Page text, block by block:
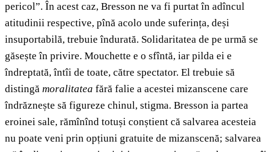
pericol”. În acest caz, Bresson ne va fi purtat în adîncul
atitudinii respective, pînă acolo unde suferința, deși
insuportabilă, trebuie îndurată. Solidaritatea de pe urmă se
găsește în privire. Mouchette e o sfîntă, iar pilda ei e
îndreptată, întîi de toate, către spectator. El trebuie să
distingă moralitatea fără falie a acestei mizanscene care
îndrăznește să figureze chinul, stigma. Bresson ia partea
eroinei sale, rămînînd totuși conștient că salvarea acesteia
nu poate veni prin opțiuni gratuite de mizanscenă; salvarea